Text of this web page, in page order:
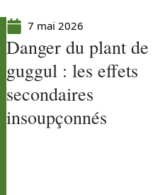
7 mai 2026
Danger du plant de
guggul : les effets
secondaires
insoupçonnés